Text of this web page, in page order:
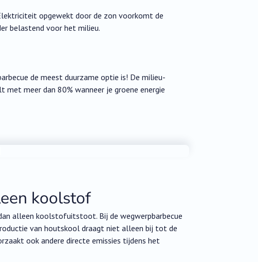
opgewekt door de zon voorkomt de
belastend voor het milieu.
de meest duurzame optie is! De milieu-
met meer dan 80% wanneer je groene energie
koolstof
alleen koolstofuitstoot. Bij de wegwerpbarbecue
van houtskool draagt niet alleen bij tot de
ook andere directe emissies tijdens het